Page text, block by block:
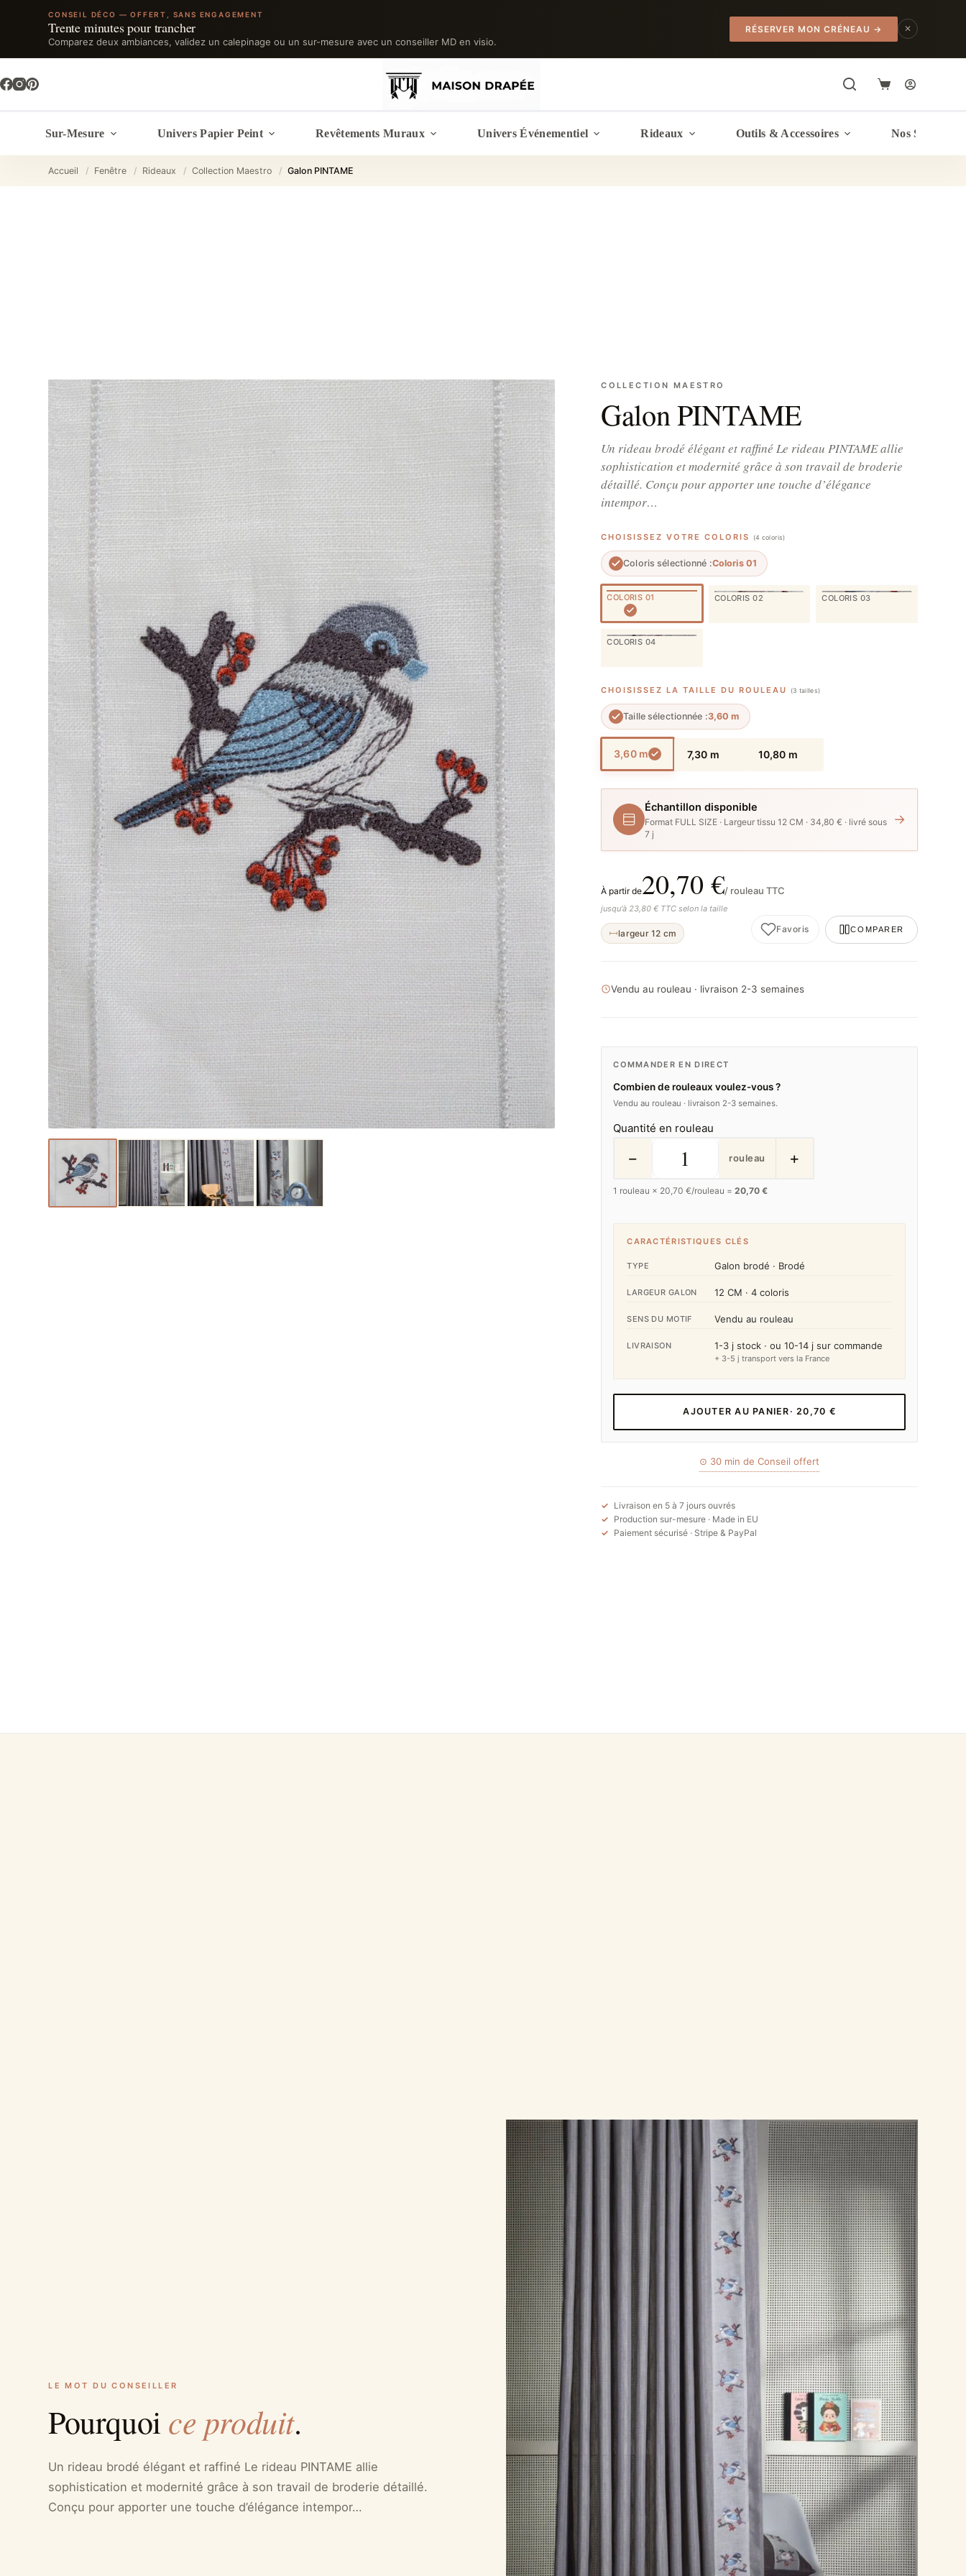
CONSEIL DÉCO — OFFERT, SANS ENGAGEMENT
Trente minutes pour trancher
Comparez deux ambiances, validez un calepinage ou un sur-mesure avec un conseiller MD en visio.
RÉSERVER MON CRÉNEAU → ✕
au
contenu
Panier
Sur-Mesure Univers Papier Peint Revêtements Muraux Univers Événementiel Rideaux Outils & Accessoires Nos Services
Accueil / Fenêtre / Rideaux / Collection Maestro / Galon PINTAME
COLLECTION MAESTRO
Galon PINTAME
Un rideau brodé élégant et raffiné Le rideau PINTAME allie
sophistication et modernité grâce à son travail de broderie
détaillé. Conçu pour apporter une touche d’élégance
intempor…
CHOISISSEZ VOTRE COLORIS (4 coloris)
Coloris sélectionné :Coloris 01
COLORIS 01 COLORIS 02 COLORIS 03
COLORIS 04
CHOISISSEZ LA TAILLE DU ROULEAU (3 tailles)
Taille sélectionnée :3,60 m
3,60 m 7,30 m 10,80 m
Échantillon disponible
Format FULL SIZE · Largeur tissu 12 CM · 34,80 € · livré sous
7 j
→
À partir de20,70 €/ rouleau TTC
jusqu'à 23,80 € TTC selon la taille
largeur 12 cm Favoris COMPARER
Vendu au rouleau · livraison 2-3 semaines
COMMANDER EN DIRECT
Combien de rouleaux voulez-vous ?
Vendu au rouleau · livraison 2-3 semaines.
Quantité en rouleau
− rouleau +
1 rouleau × 20,70 €/rouleau =20,70 €
CARACTÉRISTIQUES CLÉS
TYPE Galon brodé · Brodé
LARGEUR GALON 12 CM · 4 coloris
SENS DU MOTIF Vendu au rouleau
LIVRAISON 1-3 j stock · ou 10-14 j sur commande
+ 3-5 j transport vers la France
AJOUTER AU PANIER · 20,70 €
⊙ 30 min de Conseil offert
Livraison en 5 à 7 jours ouvrés
Production sur-mesure · Made in EU
Paiement sécurisé · Stripe & PayPal
LE MOT DU CONSEILLER
Pourquoi ce produit.
Un rideau brodé élégant et raffiné Le rideau PINTAME allie
sophistication et modernité grâce à son travail de broderie détaillé.
Conçu pour apporter une touche d’élégance intempor…